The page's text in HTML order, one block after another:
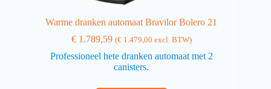
Warme dranken automaat Bravilor Bolero 21
€1.789,59 (€1.479,00 excl. BTW)
Professioneel hete dranken automaat met 2
canisters.